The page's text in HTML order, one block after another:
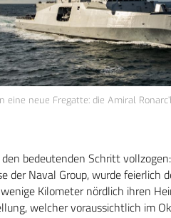
eine neue Fregatte: die Amiral
bedeutenden Schritt
der Naval Group, wurde feierlich
Kilometer nördlich ihren
welcher voraussichtlich im